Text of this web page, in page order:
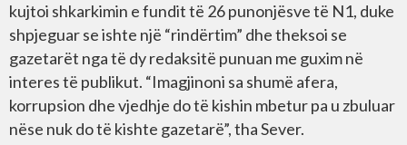
kujtoi shkarkimin e fundit të 26 punonjësve të N1, duke
shpjeguar se ishte një “rindërtim” dhe theksoi se
gazetarët nga të dy redaksitë punuan me guxim në
interes të publikut. “Imagjinoni sa shumë afera,
korrupsion dhe vjedhje do të kishin mbetur pa u zbuluar
nëse nuk do të kishte gazetarë”, tha Sever.